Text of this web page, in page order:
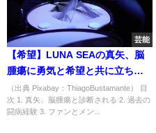
芸能
【希望】LUNA SEAの真矢、脳
腫瘍に勇気と希望と共に立ち向
かう
（出典 Pixabay：ThiagoBustamante） 目
次 1. 真矢、脳腫瘍と診断される 2. 過去の
闘病経験 3. ファンとメン...